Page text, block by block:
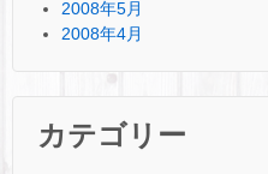
2008年5月
2008年4月
カテゴリー